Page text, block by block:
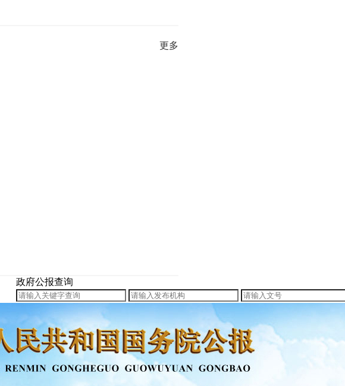
更多
政府公报查询